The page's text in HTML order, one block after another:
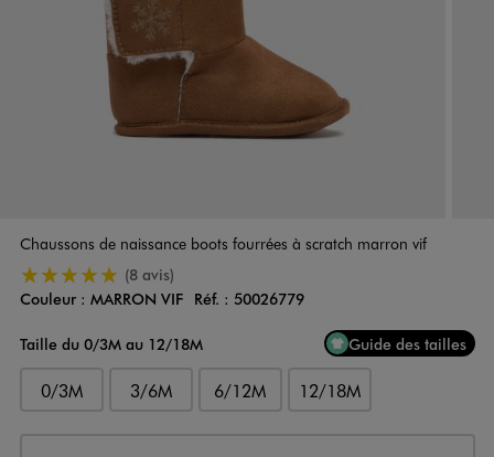
Chaussons de naissance boots fourrées à scratch marron vif
5/5 de moyenne(8 avis)
Couleur
Couleur : MARRON VIF Réf. : 50026779
Taille du 0/3M au 12/18M
Guide des tailles
0/3M 3/6M 6/12M 12/18M